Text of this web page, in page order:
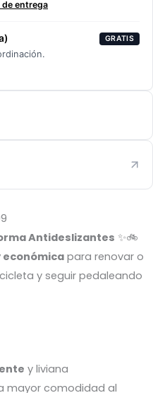
entrega
GRATIS
Antideslizantes ✨🚲
económica para renovar o
y seguir pedaleando
y liviana
mayor comodidad al